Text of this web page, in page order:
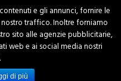
e gli annunci, fornire le
traffico. Inoltre forniamo
sito alle agenzie pubblicitarie,
web e ai social media nostri
di più